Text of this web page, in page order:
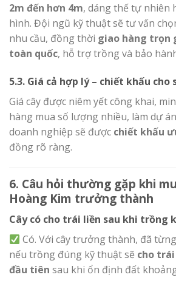
2m đến hơn 4m, dáng thế tự nhiên
hình. Đội ngũ kỹ thuật sẽ tư vấn
nhu cầu, đồng thời giao hàng trọn
toàn quốc, hỗ trợ trồng và bảo
5.3. Giá cả hợp lý – chiết khấu
Giá cây được niêm yết công khai,
hàng mua số lượng nhiều, làm dự
doanh nghiệp sẽ được chiết khấu
đồng rõ ràng.
6. Câu hỏi thường gặp khi
Hoàng Kim trưởng thành
Cây có cho trái liền sau khi trồng
Có. Với cây trưởng thành, đã
nếu trồng đúng kỹ thuật sẽ cho
đầu tiên sau khi ổn định đất